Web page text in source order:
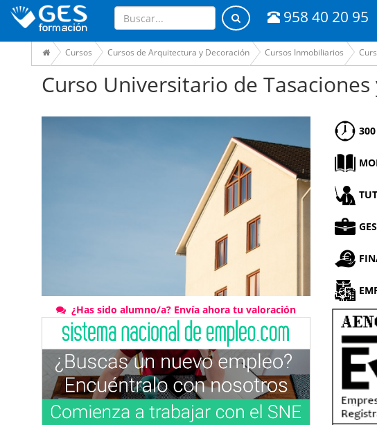
958 40 20 95
Cursos Cursos de Arquitectura y Decoración Cursos Inmobiliarios
Curso Universitario de
¿Has sido alumno/a? Envía ahora tu valoración